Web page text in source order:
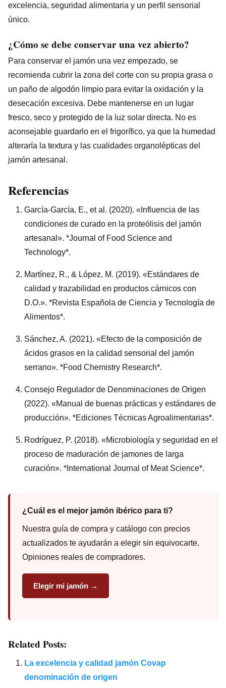
excelencia, seguridad alimentaria y un perfil sensorial
único.
¿Cómo se debe conservar una vez abierto?
Para conservar el jamón una vez empezado, se
recomienda cubrir la zona del corte con su propia grasa o
un paño de algodón limpio para evitar la oxidación y la
desecación excesiva. Debe mantenerse en un lugar
fresco, seco y protegido de la luz solar directa. No es
aconsejable guardarlo en el frigorífico, ya que la humedad
alteraría la textura y las cualidades organolépticas del
jamón artesanal.
Referencias
García-García, E., et al. (2020). «Influencia de las
condiciones de curado en la proteólisis del jamón
artesanal». *Journal of Food Science and
Technology*.
Martínez, R., & López, M. (2019). «Estándares de
calidad y trazabilidad en productos cárnicos con
D.O.». *Revista Española de Ciencia y Tecnología de
Alimentos*.
Sánchez, A. (2021). «Efecto de la composición de
ácidos grasos en la calidad sensorial del jamón
serrano». *Food Chemistry Research*.
Consejo Regulador de Denominaciones de Origen
(2022). «Manual de buenas prácticas y estándares de
producción». *Ediciones Técnicas Agroalimentarias*.
Rodríguez, P. (2018). «Microbiología y seguridad en el
proceso de maduración de jamones de larga
curación». *International Journal of Meat Science*.
¿Cuál es el mejor jamón ibérico para ti?
Nuestra guía de compra y catálogo con precios
actualizados te ayudarán a elegir sin equivocarte.
Opiniones reales de compradores.
Elegir mi jamón →
Related Posts:
La excelencia y calidad jamón Covap
denominación de origen